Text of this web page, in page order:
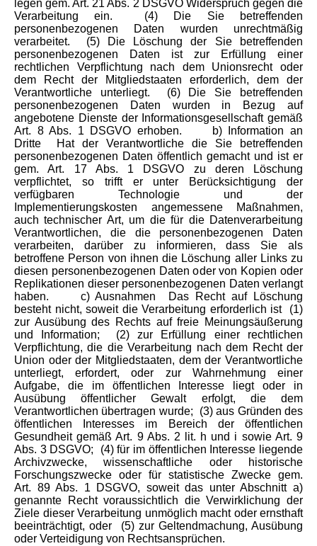
legen gem. Art. 21 Abs. 2 DSGVO Widerspruch gegen die
Verarbeitung ein.
(4) Die Sie betreffenden
personenbezogenen Daten wurden unrechtmäßig
verarbeitet.
(5) Die Löschung der Sie betreffenden
personenbezogenen Daten ist zur Erfüllung einer
rechtlichen Verpflichtung nach dem Unionsrecht oder
dem Recht der Mitgliedstaaten erforderlich, dem der
Verantwortliche unterliegt.
(6) Die Sie betreffenden
personenbezogenen Daten wurden in Bezug auf
angebotene Dienste der Informationsgesellschaft gemäß
Art. 8 Abs. 1 DSGVO erhoben.
b) Information an
Dritte
Hat der Verantwortliche die Sie betreffenden
personenbezogenen Daten öffentlich gemacht und ist er
gem. Art. 17 Abs. 1 DSGVO zu deren Löschung
verpflichtet, so trifft er unter Berücksichtigung der
verfügbaren Technologie und der
Implementierungskosten angemessene Maßnahmen,
auch technischer Art, um die für die Datenverarbeitung
Verantwortlichen, die die personenbezogenen Daten
verarbeiten, darüber zu informieren, dass Sie als
betroffene Person von ihnen die Löschung aller Links zu
diesen personenbezogenen Daten oder von Kopien oder
Replikationen dieser personenbezogenen Daten verlangt
haben.
c) Ausnahmen
Das Recht auf Löschung
besteht nicht, soweit die Verarbeitung erforderlich ist
(1)
zur Ausübung des Rechts auf freie Meinungsäußerung
und Information;
(2) zur Erfüllung einer rechtlichen
Verpflichtung, die die Verarbeitung nach dem Recht der
Union oder der Mitgliedstaaten, dem der Verantwortliche
unterliegt, erfordert, oder zur Wahrnehmung einer
Aufgabe, die im öffentlichen Interesse liegt oder in
Ausübung öffentlicher Gewalt erfolgt, die dem
Verantwortlichen übertragen wurde;
(3) aus Gründen des
öffentlichen Interesses im Bereich der öffentlichen
Gesundheit gemäß Art. 9 Abs. 2 lit. h und i sowie Art. 9
Abs. 3 DSGVO;
(4) für im öffentlichen Interesse liegende
Archivzwecke, wissenschaftliche oder historische
Forschungszwecke oder für statistische Zwecke gem.
Art. 89 Abs. 1 DSGVO, soweit das unter Abschnitt a)
genannte Recht voraussichtlich die Verwirklichung der
Ziele dieser Verarbeitung unmöglich macht oder ernsthaft
beeinträchtigt, oder
(5) zur Geltendmachung, Ausübung
oder Verteidigung von Rechtsansprüchen.